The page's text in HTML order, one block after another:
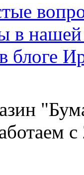
в нашей
блоге
с